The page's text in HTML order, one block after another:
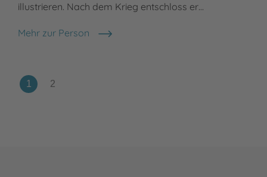
illustrieren. Nach dem Krieg entschloss er…
Mehr zur Person
F. J. Tripp